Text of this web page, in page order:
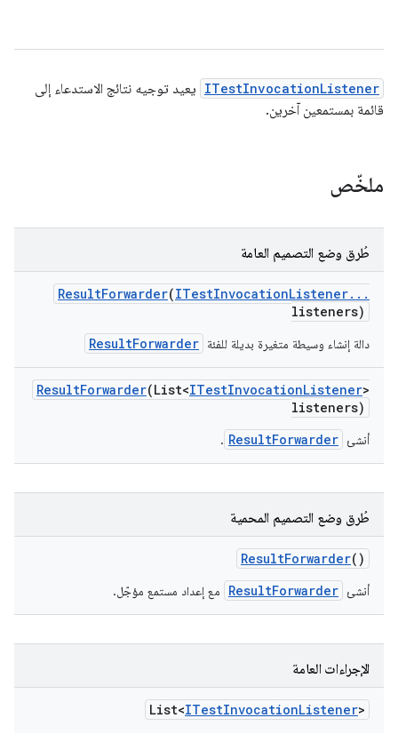
ITestInvocationListener يعيد توجيه نتائج الاستدعاء إلى
قائمة بمستمعين آخرين.
ملخّص
طُرق وضع التصميم العامة
ResultForwarder(ITestInvocationListener. . .
listeners)
دالة إنشاء وسيطة متغيرة بديلة للفئة ResultForwarder
ResultForwarder(List<ITestInvocationListener>
listeners)
أنشئ ResultForwarder
.
طُرق وضع التصميم المحمية
ResultForwarder()
أنشئ ResultForwarder مع إعداد مستمع مؤجّل.
الإجراءات العامة
List<ITestInvocationListener>